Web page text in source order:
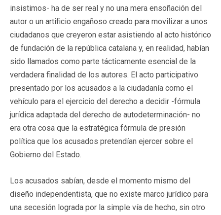
insistimos- ha de ser real y no una mera ensoñación del
autor o un artificio engañoso creado para movilizar a unos
ciudadanos que creyeron estar asistiendo al acto histórico
de fundación de la república catalana y, en realidad, habían
sido llamados como parte tácticamente esencial de la
verdadera finalidad de los autores. El acto participativo
presentado por los acusados a la ciudadanía como el
vehículo para el ejercicio del derecho a decidir -fórmula
jurídica adaptada del derecho de autodeterminación- no
era otra cosa que la estratégica fórmula de presión
política que los acusados pretendían ejercer sobre el
Gobierno del Estado.
Los acusados sabían, desde el momento mismo del
diseño independentista, que no existe marco jurídico para
una secesión lograda por la simple vía de hecho, sin otro